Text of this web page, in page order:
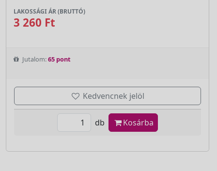
LAKOSSÁGI ÁR (BRUTTÓ)
3 260 Ft
Jutalom:65 pont
Kedvencnek jelöl
db Kosárba